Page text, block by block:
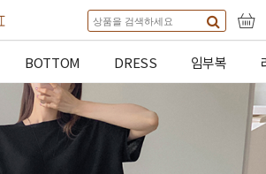
BOTTOM DRESS 임부복